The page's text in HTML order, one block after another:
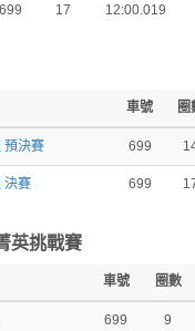
699 17 12:00.019
車號 圈
預決賽 699
決賽 699
英挑戰賽
車號 圈數
699 9